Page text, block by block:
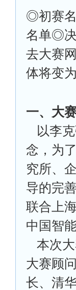
◎初赛
名单◎
去大赛
体将变
一、大
以李
念，为
究所、
导的完
联合上
中国智
本次
大赛顾
长、清